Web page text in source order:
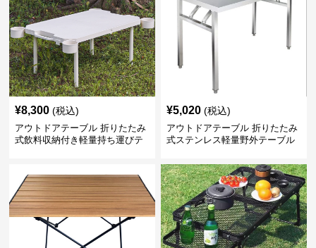
¥8,300 (税込)
アウトドアテーブル 折りたたみ
式飲料収納付き軽量持ち運びテ
¥5,020 (税込)
アウトドアテーブル 折りたたみ
式ステンレス軽量野外テーブル